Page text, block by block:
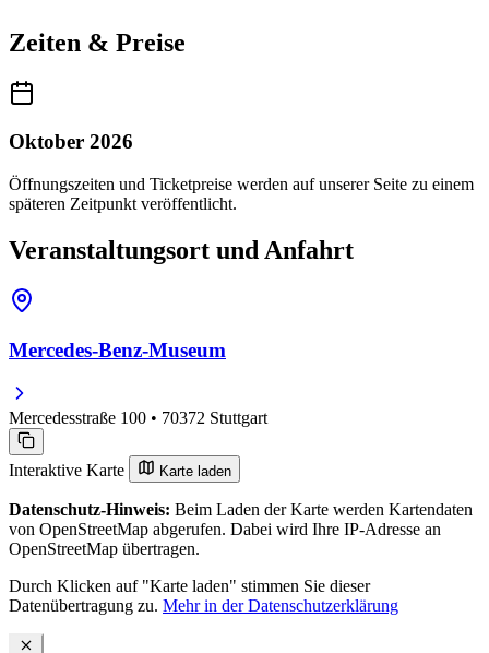
Zeiten & Preise
Oktober 2026
Öffnungszeiten und Ticketpreise werden auf unserer Seite zu einem
späteren Zeitpunkt veröffentlicht.
Veranstaltungsort und Anfahrt
Mercedes-Benz-Museum
Mercedesstraße 100 • 70372 Stuttgart
Interaktive Karte Karte laden
Datenschutz-Hinweis: Beim Laden der Karte werden Kartendaten
von OpenStreetMap abgerufen. Dabei wird Ihre IP-Adresse an
OpenStreetMap übertragen.
Durch Klicken auf "Karte laden" stimmen Sie dieser
Datenübertragung zu. Mehr in der Datenschutzerklärung